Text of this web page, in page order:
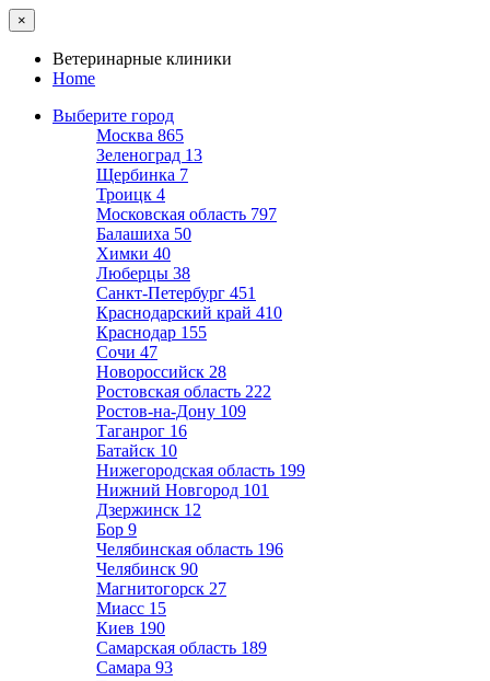
×
Ветеринарные клиники
Home
Выберите город
Москва 865
Зеленоград 13
Щербинка 7
Троицк 4
Московская область 797
Балашиха 50
Химки 40
Люберцы 38
Санкт-Петербург 451
Краснодарский край 410
Краснодар 155
Сочи 47
Новороссийск 28
Ростовская область 222
Ростов-на-Дону 109
Таганрог 16
Батайск 10
Нижегородская область 199
Нижний Новгород 101
Дзержинск 12
Бор 9
Челябинская область 196
Челябинск 90
Магнитогорск 27
Миасс 15
Киев 190
Самарская область 189
Самара 93